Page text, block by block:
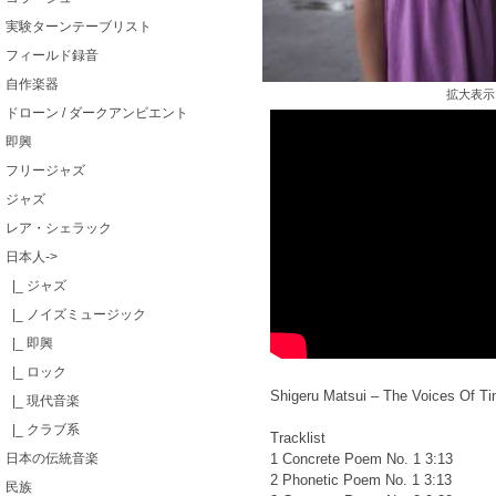
実験ターンテーブリスト
フィールド録音
自作楽器
ドローン / ダークアンビエント
即興
フリージャズ
ジャズ
レア・シェラック
日本人->
|_ ジャズ
|_ ノイズミュージック
|_ 即興
|_ ロック
|_ 現代音楽
|_ クラブ系
日本の伝統音楽
民族
拡大表示
Shigeru Matsui ‎– The Voices Of
Tracklist
1 Concrete Poem No. 1 3:13
2 Phonetic Poem No. 1 3:13